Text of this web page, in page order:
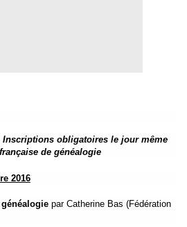
Inscriptions obligatoires le jour même
de généalogie
2016
par Catherine Bas (Fédération